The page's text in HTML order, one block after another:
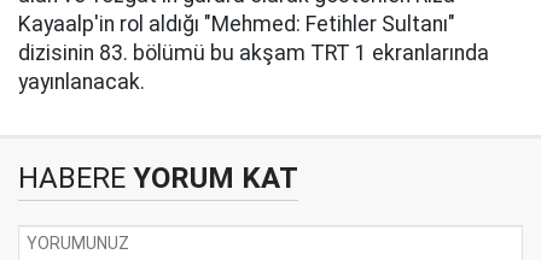
Kayaalp'in rol aldığı "Mehmed: Fetihler Sultanı"
dizisinin 83. bölümü bu akşam TRT 1 ekranlarında
yayınlanacak.
HABERE YORUM KAT